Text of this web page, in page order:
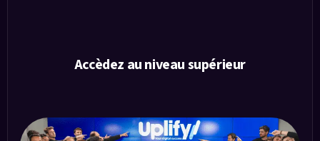
Accèdez au niveau supérieur